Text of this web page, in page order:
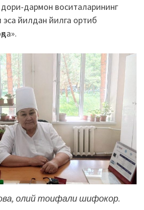
дармон воситаларининг
йилдан йилга ортиб
олий тоифали шифокор.